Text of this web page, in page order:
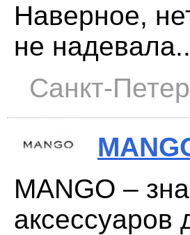
Наверное,
не
Санкт-
MANGO –
аксессуаров